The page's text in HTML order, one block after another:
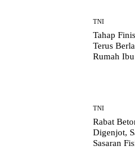
TNI
Tahap
Terus
Rumah
TNI
Rabat
Digenjot,
Sasaran